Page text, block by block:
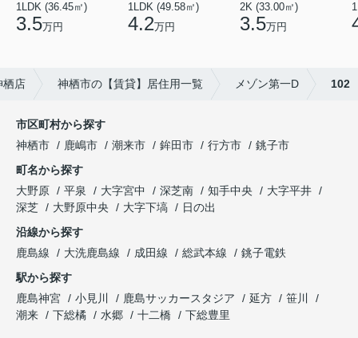
1LDK (36.45㎡)
3.5万円
1LDK (49.58㎡)
4.2万円
2K (33.00㎡)
3.5万円
栖店 神栖市の【賃貸】居住用一覧 メゾン第一D 102
市区町村から探す
神栖市
鹿嶋市 潮来市 鉾田市 行方市
銚子市
町名から探す
大野原
平泉 大字宮中 深芝南 知手中央
大字平井
深芝
大野原中央 大字下塙
日の出
沿線から探す
鹿島線
大洗鹿島線 成田線 総武本線
銚子電鉄
駅から探す
鹿島神宮
小見川 鹿島サッカースタジア 延方
笹川
潮来
下総橘 水郷 十二橋 下総豊里